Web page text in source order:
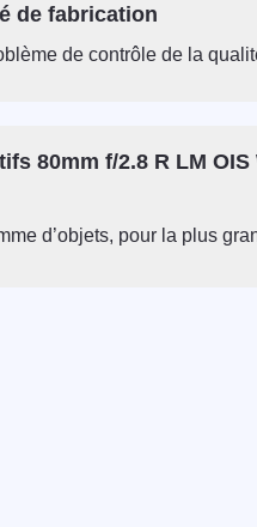
de fabrication
de contrôle de la
80mm f/2.8 R LM OIS
d’objets, pour la plus